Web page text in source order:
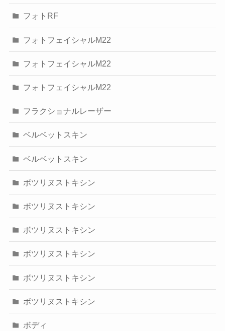
フォトRF
フォトフェイシャルM22
フォトフェイシャルM22
フォトフェイシャルM22
フラクショナルレーザー
ベルベットスキン
ベルベットスキン
ボツリヌストキシン
ボツリヌストキシン
ボツリヌストキシン
ボツリヌストキシン
ボツリヌストキシン
ボツリヌストキシン
ボディ